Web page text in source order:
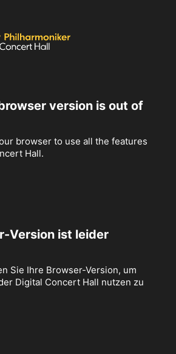
version is out of
browser to use all the features
Hall.
Version ist leider
Sie Ihre Browser-Version, um
Digital Concert Hall nutzen zu